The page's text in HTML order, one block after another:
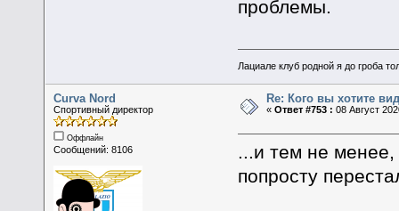
проблемы.
Лациале клуб родной я до гроба
Curva Nord
Спортивный директор
Оффлайн
Сообщений: 8106
Re: Кого вы хотите
«Ответ #753 : 08 Август
...и тем не менее,
попросту